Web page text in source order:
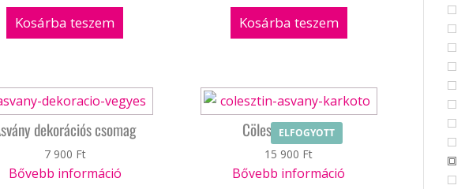
Kosárba teszem Kosárba teszem
dekorációs csomag
7 900 Ft
Bővebb információ
ELFOGYOTT
Cölesztin karkötő
15 900 Ft
Bővebb információ